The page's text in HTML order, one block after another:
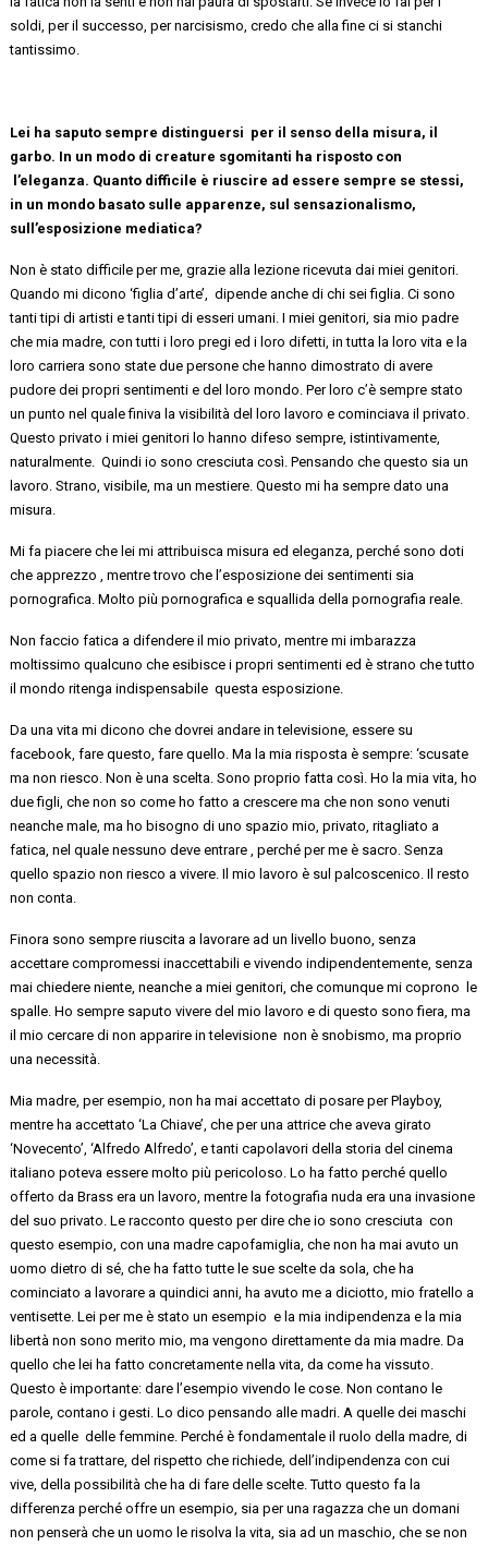
soldi, per il successo, per narcisismo, credo che alla fine ci si stanchi
tantissimo.
Lei ha saputo sempre distinguersi per il senso della misura, il
garbo. In un modo di creature sgomitanti ha risposto con
l’eleganza. Quanto difficile è riuscire ad essere sempre se stessi,
in un mondo basato sulle apparenze, sul sensazionalismo,
sull’esposizione mediatica?
Non è stato difficile per me, grazie alla lezione ricevuta dai miei genitori.
Quandomidicono ‘figliad’arte’ ,dipende anche di chi sei figlia.Ci sono
tanti tipi di artisti e tanti tipi di esseri umani. I miei genitori, sia mio padre
che mia madre, con tutti i loro pregi ed i loro difetti, in tutta la loro vita e la
loro carriera sono state due persone che hanno dimostrato di avere
pudore dei propri sentimenti e del loro mondo. Per loro c’è sempre stato
un punto nel quale finiva la visibilità del loro lavoro e cominciava il privato.
Questo privato i miei genitori lo hanno difeso sempre, istintivamente,
naturalmente. Quindi io sono cresciuta così. Pensando che questo sia un
lavoro.Strano, visibile, ma un mestiere . Questo mi ha sempre dato una
misura.
Mi fa piacere che lei mi attribuisca misura ed eleganza, perché sono doti
cheapprezzo ,
mentre trovo che l’esposizione dei sentimenti sia
pornografica. Molto più pornografica e squallida della pornografia reale.
Non faccio fatica a difendere il mio privato, mentre mi imbarazza
moltissimo qualcuno che esibisce i propri sentimenti ed è strano che tutto
il mondo ritengaindispensabile questa esposizione.
Da una vita mi dicono che dovrei andare in televisione, essere su
facebook , fare questo, fare quello. Ma la mia risposta è sempre: ‘scusate
ma non riesco. Non è una scelta. Sono proprio fatta così. Ho la mia vita, ho
due figli , che non so come ho fatto a crescere ma che non sono venuti
neanche male, ma ho bisogno di uno spazio mio, privato,ritagliato a
fatica,nel quale nessuno deveentrare , perché per me è sacro. Senza
quello spazio non riesco a vivere. Il mio lavoro è sul palcoscenico. Il resto
non conta.
Finora sono sempre riuscita a lavorare ad un livello buono, senza
accettare compromessi inaccettabili e vivendo indipendentemente, senza
mai chiedere niente, neanche a miei genitori, che comunque micoprono le
spalle. Ho sempre saputo vivere del mio lavoro e di questo sono fiera , ma
il mio cercare di non apparire intelevisione non è snobismo, ma proprio
una necessità.
Mia madre, per esempio, non ha mai accettato di posare per Playboy,
mentre ha accettato ‘La Chiave’, che per una attrice che aveva girato
‘Novecento’, ‘Alfredo Alfredo’, e tanti capolavori della storia del cinema
italiano poteva essere molto più pericoloso . Lo hafattoperché quello
offerto daBrass era un lavoro, mentre la fotografia nuda era una invasione
del suo privato. Le racconto questo per dire che io sonocresciuta con
questo esempio, con una madrecapofamiglia, che non ha mai avuto un
uomo dietro di sé, che ha fatto tutte le sue scelte da sola, che ha
cominciato a lavorare a quindici anni, ha avuto me a diciotto, mio fratello a
ventisette. Lei per me è stato unesempio e la mia indipendenza e la mia
libertà non sono merito mio, ma vengono direttamente da mia madre. Da
quello che lei ha fatto concretamente nella vita, da come ha vissuto.
Questo è importante: dare l’esempio vivendo le cose. Non contano le
parole, contano i gesti. Lo dico pensando alle madri. A quelle dei maschi
ed aquelle delle femmine. Perché è fondamentale il ruolo della madre, di
come si fa trattare, del rispetto che richiede, dell’indipendenza con cui
vive, dellapossibilitàche hadi fare delle scelte. Tutto questo fa la
differenza perché offre un esempio, sia per una ragazza che un domani
non penserà che un uomo le risolva la vita , sia ad un maschio, che se non